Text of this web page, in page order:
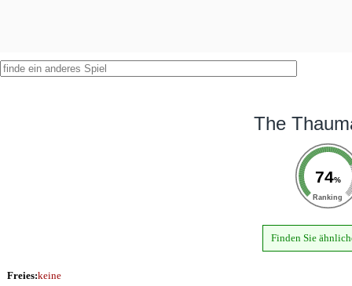
The
74%
Ranking
Finden Sie
Freies:keine